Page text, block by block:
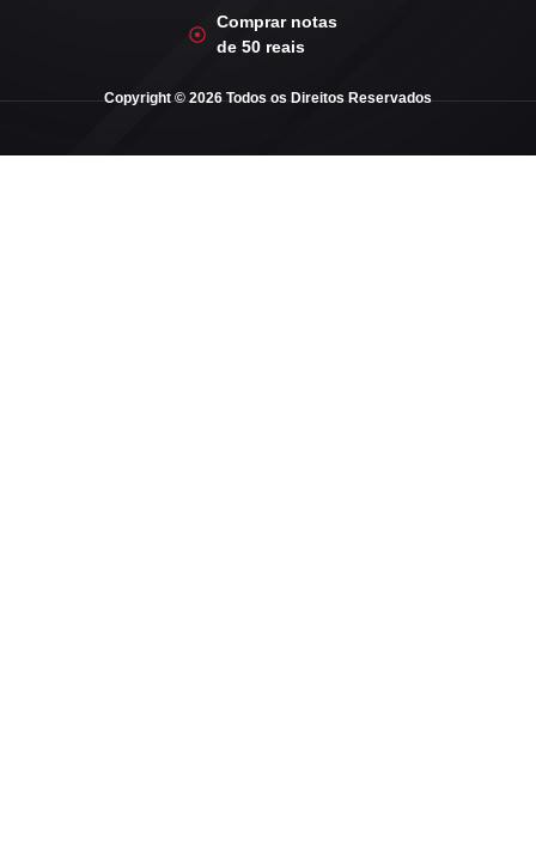
Comprar notas
de 50 reais
Copyright © 2026 Todos os Direitos Reservados